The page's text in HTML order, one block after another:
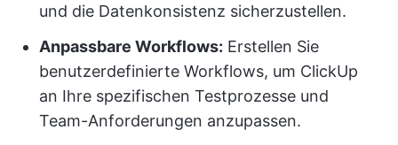
und die Datenkonsistenz sicherzustellen.
Anpassbare Workflows: Erstellen Sie
benutzerdefinierte Workflows, um ClickUp
an Ihre spezifischen Testprozesse und
Team-Anforderungen anzupassen.